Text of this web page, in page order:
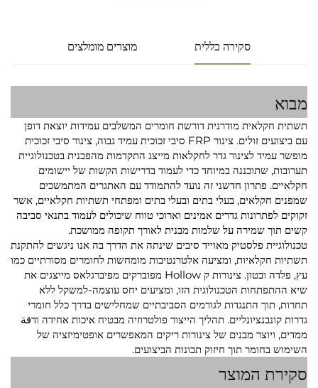
סקירה כללית מוצרים מומלצים
מבוא
תשתית חקלאית מודרנית דורשת חומרים המשלבים עמידות יוצאת דופן
עם ביצועים זולים. צינור FRP סיבי זכוכית עמיד גבוה, צינור סיבי זכוכית
מופשר עמיד לצינור גדר לחקלאות מייצג התקדמות מהפכנית בטכנולוגיית
תערובות, שתוכננה במיוחד כדי לעמוד בדרישות הקשות של יישומים
חקלאיים. פתרון חדשני זה נועד להתמודד עם האתגרים המתמשכים
שמפנים חקלאים, בעלי בתים ובעלי בתים ומפתחי תשתיות חקלאיים, אשר
זקוקים לפתרונות גדרים אמינים וארוכי טווח שיכולים לעמוד בתנאי סביבה
קשים תוך שמירה על שלמות מבנית לאורך תקופה ממושכת.
טכנולוגיית פלסטיק מאוייד סיבים שינתה את הדרך בה אנו ניגשים להתקנת
תשתיות חקלאיות, ומציעה אלטרנטיבות מומחשות לחומרים מסורתיים כמו
עץ, פלדה ובטון. צינורות ק Hollow מפוברקים מפיברגלאס מייצגים את
שיא ההתפתחות הטכנולוגית הזו, ומציעים יחס עוצמה-למשקל ללא
תחרות, תוך התנגדות לגורמים הסביבתיים שמחלישים בדרך כלל חומרי
גדרות קונבנציונליים. תהליך הייצור פולטרוזיה מבטיח איכות אחידה ודقة
ממדים, ויוצר מבנים של צינורות ריקים המאפשרים אופטימיזציה של
השימוש בחומר תוך חיזוק תכונות הביצועים.
סקירת המוצר